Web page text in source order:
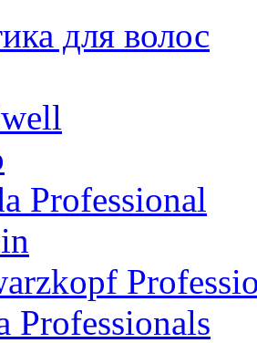
для волос
Professional
Professionals